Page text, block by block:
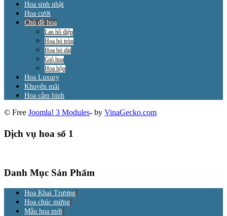
Hoa sinh nhật
Hoa cưới
Chủ đề hoa
Lan hồ điệp
Hoa bó tròn
Hoa bó dài
Giỏ hoa
Hoa hộp
Hoa Luxury
Khuyến mãi
Hoa cắm bình
© Free Joomla! 3 Modules- by VinaGecko.com
Dịch vụ hoa số 1
Danh Mục Sản Phẩm
Hoa Khai Trương
Hoa chúc mừng
Mẫu hoa mới